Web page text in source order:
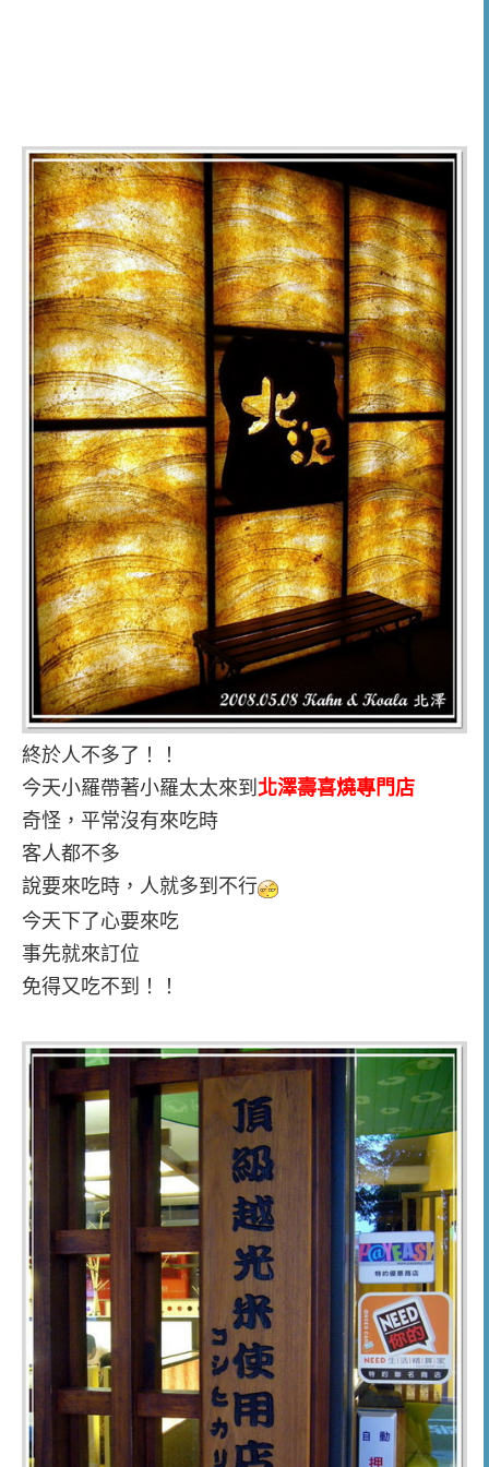
終於人不多了！！
今天小羅帶著小羅太太來到 北澤壽喜燒專門店
奇怪，平常沒有來吃時
客人都不多
說要來吃時，人就多到不行
今天下了心要來吃
事先就來訂位
免得又吃不到！！